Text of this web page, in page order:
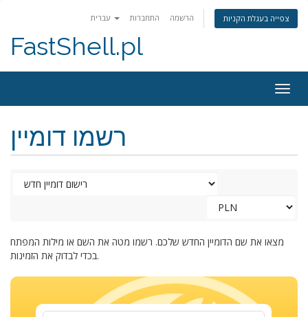
התחברות הרשמה צפייה בעגלת הקניות
FastShell.pl
רשמו דומיין
מצאו את שם הדומיין החדש שלכם. רשמו מטה את השם או מילות המפתח
בכדי לבדוק את הזמינות.